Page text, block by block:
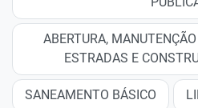
ABERTURA,
ESTRADAS E
SANEAMENTO BÁSICO